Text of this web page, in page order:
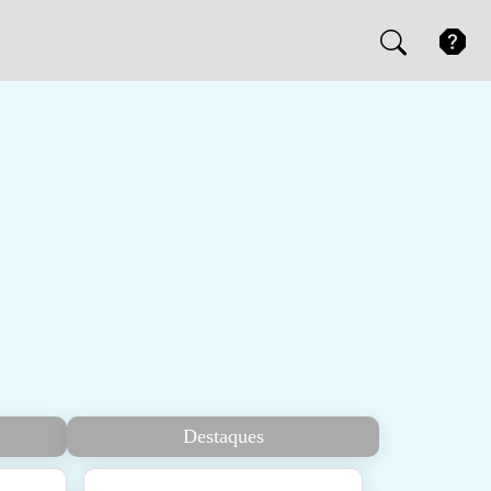
Destaques